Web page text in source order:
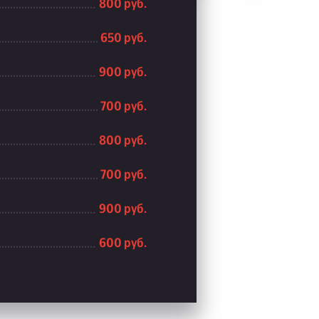
800 руб.
650 руб.
900 руб.
700 руб.
800 руб.
700 руб.
900 руб.
600 руб.